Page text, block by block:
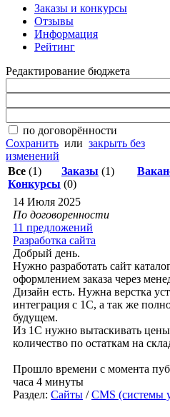
Заказы и конкурсы
Отзывы
Информация
Рейтинг
Редактирование бюджета
по договорённости
Сохранить или закрыть без
изменений
Все (1) Заказы (1)
Конкурсы (0)
14 Июля 2025
По договоренности
11 предложений
Разработка сайта
Добрый день.
Нужно разработать сайт
оформлением заказа через
Дизайн есть. Нужна верстка
интеграция с 1С, а так же
будущем.
Из 1С нужно вытаскивать
количество по остаткам на
Прошло времени с момента
часа 4 минуты
Раздел: Сайты /CMS (системы